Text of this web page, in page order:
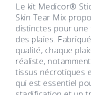
Le kit Medicor®
Skin Tear Mix
distinctes pour
des plaies.
qualité, chaque
réaliste,
tissus nécrotiques
qui est essentiel